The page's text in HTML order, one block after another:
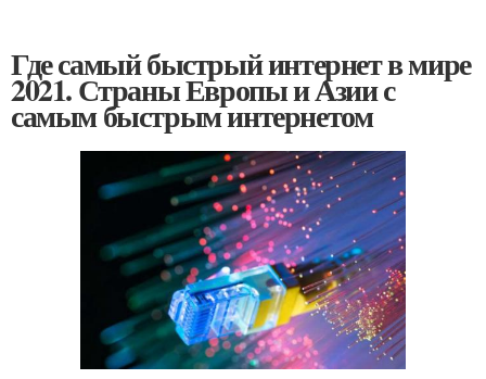
Где самый быстрый интернет в мире
2021. Страны Европы и Азии с
самым быстрым интернетом